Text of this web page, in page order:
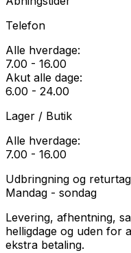
Telefon
Alle hverdage:
7.00 - 16.00
Akut alle dage:
6.00 - 24.00
Lager / Butik
Alle hverdage:
7.00 - 16.00
Udbringning og
Mandag - sondag
Levering, afhentning,
helligdage og uden for
ekstra betaling.